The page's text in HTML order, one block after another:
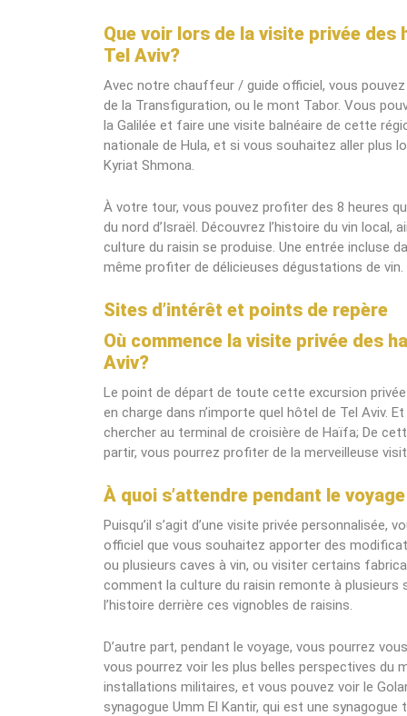
Que voir lors de la visite privée des
Tel Aviv?
Avec notre chauffeur / guide officiel, vous
de la Transfiguration, ou le mont Tabor. Vous
la Galilée et faire une visite balnéaire de cette
nationale de Hula, et si vous souhaitez aller plus
Kyriat Shmona.
À votre tour, vous pouvez profiter des 8 heures
du nord d’Israël. Découvrez l’histoire du vin
culture du raisin se produise. Une entrée incluse
même profiter de délicieuses dégustations de vin.
Sites d’intérêt et points de repère
Où commence la visite privée des
Aviv?
Le point de départ de toute cette excursion
en charge dans n’importe quel hôtel de Tel Aviv.
chercher au terminal de croisière de Haïfa; De
partir, vous pourrez profiter de la merveilleuse
À quoi s’attendre pendant le voyage
Puisqu’il s’agit d’une visite privée personnalisée,
officiel que vous souhaitez apporter des
ou plusieurs caves à vin, ou visiter certains
comment la culture du raisin remonte à plusieurs
l’histoire derrière ces vignobles de raisins.
D’autre part, pendant le voyage, vous pourrez
vous pourrez voir les plus belles perspectives du
installations militaires, et vous pouvez voir le
synagogue Umm El Kantir, qui est une